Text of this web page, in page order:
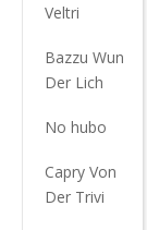
Veltri
Bazzu Wun
Der Lich
No hubo
Capry Von
Der Trivi